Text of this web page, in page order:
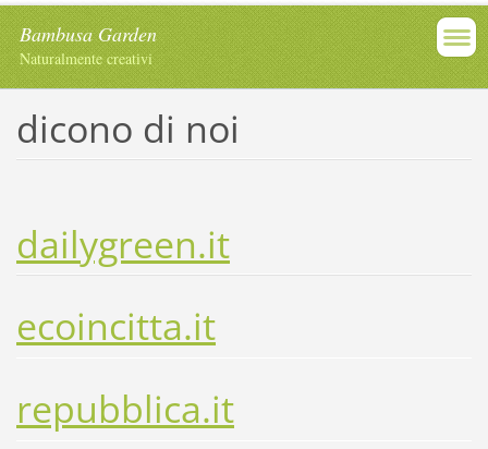
Bambusa Garden
Naturalmente creativi
dicono di noi
dailygreen.it
ecoincitta.it
repubblica.it